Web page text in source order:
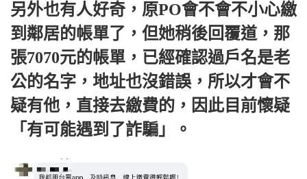
另外也有人好奇，原PO會不會不小心繳
到鄰居的帳單了，但她稍後回覆道，那
張7070元的帳單，已經確認過戶名是老
公的名字，地址也沒錯誤，所以才會不
疑有他，直接去繳費的，因此目前懷疑
「有可能遇到了詐騙」。